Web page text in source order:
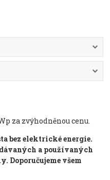
za zvýhodněnou cenu.
bez elektrické energie.
a používaných
Doporučujeme všem